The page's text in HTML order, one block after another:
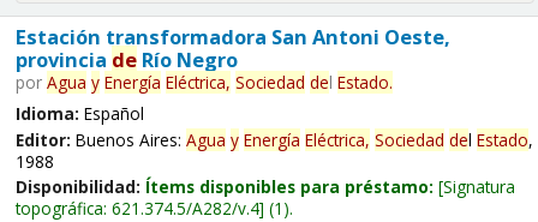
Estación transformadora San Antoni Oeste,
provincia deRío Negro
por Agua y Energía Eléctrica, Sociedad del Estado.
Idioma: Español
Editor: Buenos Aires: Agua y Energía Eléctrica, Sociedad del Estado,
1988
Disponibilidad: Ítems disponibles para préstamo: Signatura
topográfica: 621.374.5/A282/v.4 (1).